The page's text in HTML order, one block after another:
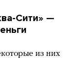
Сити» —
из них